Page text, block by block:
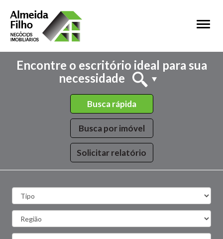
Encontre o escritório ideal para sua
necessidade
Busca rápida
Busca por imóvel
Solicitar relatório